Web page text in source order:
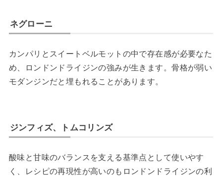
ネグローニ
カンパリとスイートベルモットの中で存在感が必要なた
め、ロンドンドライジンの強みが生きます。骨格が弱い
モダンジンだと埋もれることがあります。
ジンフィズ、トムコリンズ
酸味と甘味のバランスを支える基準点として使いやす
く、レシピの再現性が高いのもロンドンドライジンの利